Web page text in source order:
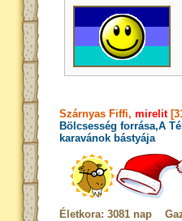
Szárnyas Fiffi,mirelit
Bölcsesség forrása,A
karavánok bástyája
Életkora: 3081 nap